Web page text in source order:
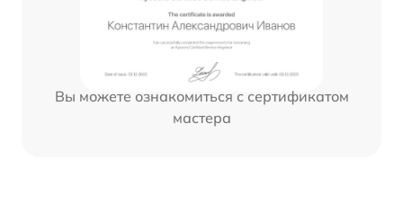
Вы можете ознакомиться с сертификатом
мастера